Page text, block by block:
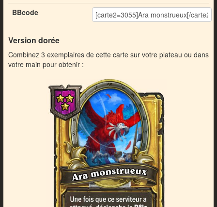
BBcode
Version dorée
Combinez 3 exemplaires de cette carte sur votre plateau ou dans
votre main pour obtenir :